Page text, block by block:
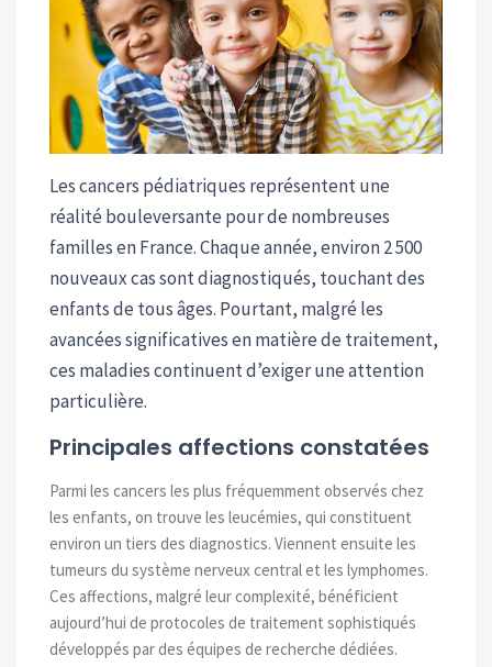
Les cancers pédiatriques représentent une
réalité bouleversante pour de nombreuses
familles en France. Chaque année, environ 2 500
nouveaux cas sont diagnostiqués, touchant des
enfants de tous âges. Pourtant, malgré les
avancées significatives en matière de traitement,
ces maladies continuent d’exiger une attention
particulière.
Principales affections constatées
Parmi les cancers les plus fréquemment observés chez
les enfants, on trouve les leucémies, qui constituent
environ un tiers des diagnostics. Viennent ensuite les
tumeurs du système nerveux central et les lymphomes.
Ces affections, malgré leur complexité, bénéficient
aujourd’hui de protocoles de traitement sophistiqués
développés par des équipes de recherche dédiées.